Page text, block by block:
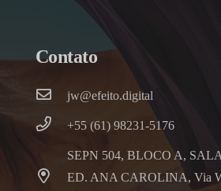
Contato
jw@efeito.digital
+55 (61) 98231-5176
SEPN 504, BLOCO A,
ED. ANA CAROLINA, Via